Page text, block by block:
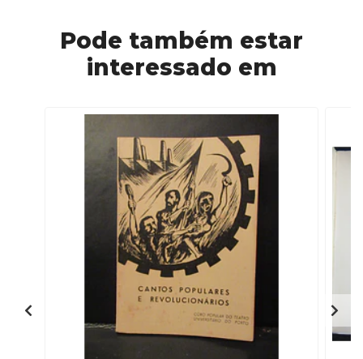
Pode também estar
interessado em